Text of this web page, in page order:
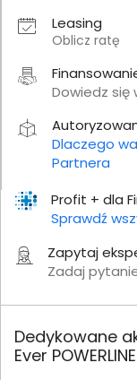
Profit + dla
Sprawdź
Zapytaj
Zadaj
Leasing
Oblicz ratę
Dowiedz się
Dlaczego
Partnera
Dedykowane
Ever